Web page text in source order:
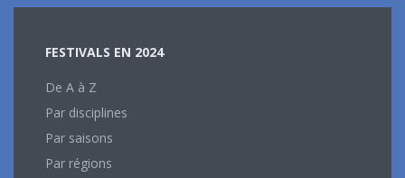
FESTIVALS EN 2024
De A à Z
Par disciplines
Par saisons
Par régions